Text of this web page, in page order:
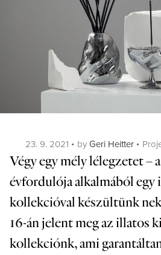
Posted
on
23. 9. 2021 by Geri Heitter
Végy egy mély lélegzetet –
évfordulója alkalmából egy
kollekcióval készültünk
16-án jelent meg az illatos
kollekciónk, ami